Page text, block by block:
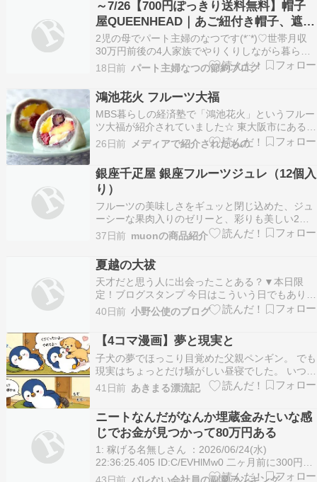
～7/26【700円ぽっきり送料無料】帽子
屋QUEENHEAD｜あご紐付き帽子、遮光
100％など
2児の母でパート主婦のなつです(*¨*)♡世帯月収
30万円前後の4人家族でやりくりしながら暮らし
ています。▷自己紹介本ページはプロモーション
が含まれています ????お得なクーポン・エント
リーまとめ????『19日20時~【楽天お買い物マラ
ソン】半額・お得まとめ｜50％オフ・2…
18日前 パート主婦なつの節約ブログ
鴻池花火 フルーツ大福
MBS暮らしの経済塾で「鴻池花火」というフルー
ツ大福が紹介されていました☆ 東大阪市にある和
菓子店「五條堂」の名物ですね。 もちもちの求肥
で包んだフルーツ大福で、中には生クリーム、あ
んこ、数種類のフルーツが入っています 切ると色
鮮やかな断面が花火のように見えることから「鴻
池花火…
26日前 メディアで紹介されたもの
銀座千疋屋 銀座フルーツジュレ（12個入
り）
フルーツの美味しさをギュッと閉じ込めた、ジュ
ーシーな果肉入りのゼリーと、彩りも美しい2層
のゼリーの組み合わせです。銀座千疋屋 銀座フル
ーツジュレ（12個入り）［送料無料］［ポイント
2倍］～ お中元 御中元 父の日 母の日 ゼリー ギフ
ト 詰め合わせ 贈り物 フルーツ スイーツ …
37日前 muonの商品紹介
夏越の大祓
天才だと思う人に出会ったことある？▼本日限
定！ブログスタンプ 今日はこういう日でもありま
す国際小惑星デー議会制度の国際デーハーフタイ
ム・デートランジスタの日アインシュタイン記念
日集団疎開の日うちエコ！ごはんの日夏越ごはん
の日リンパの日酒酵母の日麦みそ食文化の日キズ
ナアイが生まれ…
40日前 小野公使のブログ
【4コマ漫画】夢と現実と
子犬の夢でほっこり目覚めた父親ペンギン。 でも
現実はちょっとだけ騒がしい昼寝でした。 いつだ
って夢はふわふわ。そして現実はカオス。 そんな
毎日もわるくはないのかもしれません。。。 こっ
ちもおすすめ 【4コマ漫画】だんごむし生きもの
って、どうして生まれてくるんだろう。 小さなだ
ん…
41日前 あきまる漂流記
ニートなんだがなんか埋蔵金みたいな感
じでお金が見つかって80万円ある
1: 稼げる名無しさん ：2026/06/24(水)
22:36:25.405 ID:C/EVHlMw0 二ヶ月前に300円で
やばかったのに ただ仕事が見つからないとこの金
43日前 バレない会社員の副業ランキング